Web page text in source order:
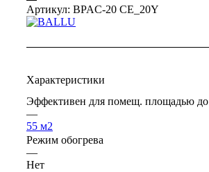
Артикул: BPAC-20 CE_20Y
Характеристики
Эффективен для помещ. площадью до
—
55 м2
Режим обогрева
—
Нет